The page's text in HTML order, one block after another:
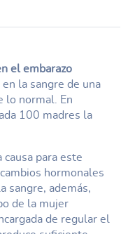
el embarazo
la sangre de una
lo normal. En
100 madres la
causa para este
hormonales
sangre, además,
de la mujer
de regular el